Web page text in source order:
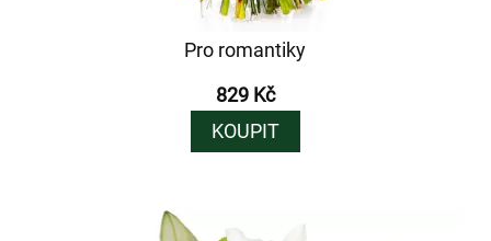
Pro romantiky
829 Kč
KOUPIT